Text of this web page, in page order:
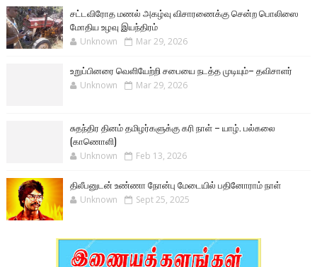
சட்டவிரோத மணல் அகழ்வு விசாரணைக்கு சென்ற பொலிஸை
மோதிய உழவு இயந்திரம்
Unknown Mar 29, 2026
உறுப்பினரை வெளியேற்றி சபையை நடத்த முடியும்– தவிசாளர்
Unknown Mar 29, 2026
சுதந்திர தினம் தமிழர்களுக்கு கரி நாள் – யாழ். பல்கலை
(காணொளி)
Unknown Feb 13, 2026
திலீபனுடன் உண்ணா நோன்பு மேடையில் பதினோராம் நாள்
Unknown Sept 25, 2025